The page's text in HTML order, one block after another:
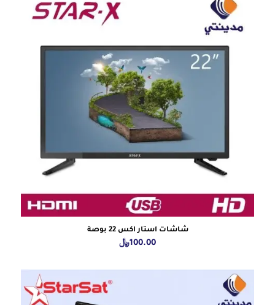
شاشات استار اكس 22 بوصة
100.00﷼